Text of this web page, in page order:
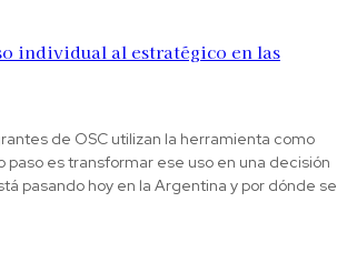
individual al estratégico en las
de OSC utilizan la herramienta como
paso es transformar ese uso en una decisión
pasando hoy en la Argentina y por dónde se